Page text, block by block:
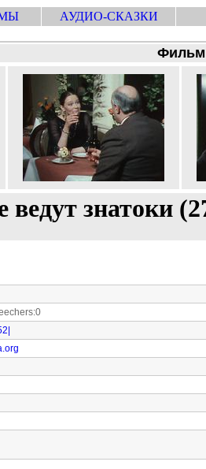
АУДИО-СКАЗКИ
Фильм
ведут знатоки